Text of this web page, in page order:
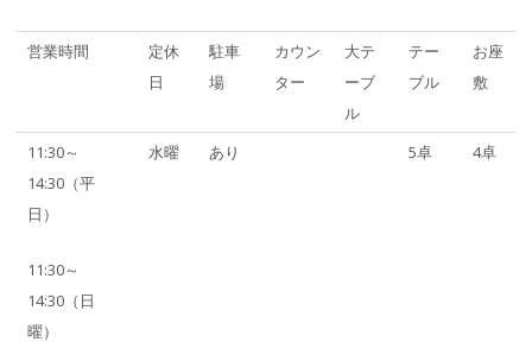
営業時間
定休
日
駐車
場
カウン
ター
大テ
ーブ
ル
テー
ブル
お座
敷
11:30～
14:30（平
日）
11:30～
14:30（日
曜）
水曜 あり 5卓 4卓